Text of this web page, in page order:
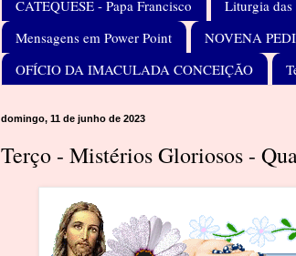
CATEQUESE - Papa Francisco
Liturgia das
Mensagens em Power Point
NOVENA
OFÍCIO DA IMACULADA CONCEIÇÃO
domingo, 11 de junho de 2023
Terço - Mistérios Gloriosos -